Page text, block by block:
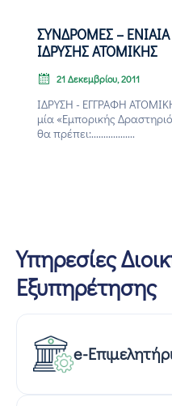
ΣΥΝΔΡΟΜΕΣ – ΕΝΙΑΙΑ
ΙΔΡΥΣΗΣ ΑΤΟΜΙΚΗΣ
21 Δεκεμβρίου, 2011
ΙΔΡΥΣΗ - ΕΓΓΡΑΦΗ
μία «Εμπορικής
θα πρέπει:..................
Υπηρεσίες
Εξυπηρέτησης
e-